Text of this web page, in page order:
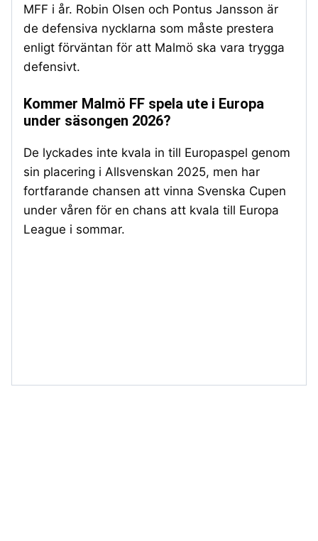
MFF i år. Robin Olsen och Pontus Jansson är
de defensiva nycklarna som måste prestera
enligt förväntan för att Malmö ska vara trygga
defensivt.
Kommer Malmö FF spela ute i Europa
under säsongen 2026?
De lyckades inte kvala in till Europaspel genom
sin placering i Allsvenskan 2025, men har
fortfarande chansen att vinna Svenska Cupen
under våren för en chans att kvala till Europa
League i sommar.